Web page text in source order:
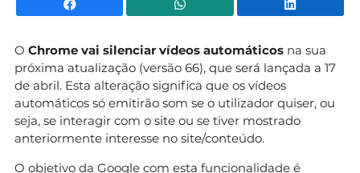
Facebook WhatsApp
O Chrome vai silenciar vídeos automáticos na sua
próxima atualização (versão 66), que será lançada a 17
de abril. Esta alteração significa que os vídeos
automáticos só emitirão som se o utilizador quiser, ou
seja, se interagir com o site ou se tiver mostrado
anteriormente interesse no site/conteúdo.
O objetivo da Google com esta funcionalidade é